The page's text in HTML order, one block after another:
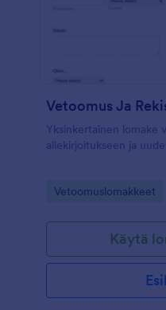
Vetoomus Ja
Yksinkertainen lomake
allekirjoitukseen ja
Go to Category:
Vetoomuslomakkeet
Käytä